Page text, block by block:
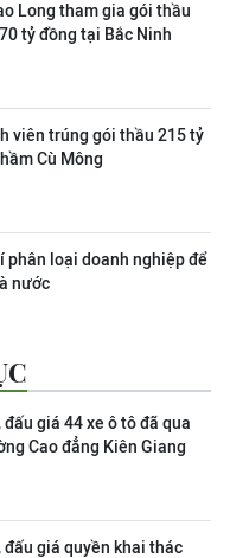
Long tham gia gói thầu
tỷ đồng tại Bắc Ninh
viên trúng gói thầu 215 tỷ
Cù Mông
phân loại doanh nghiệp để
nước
giá 44 xe ô tô đã qua
Cao đẳng Kiên Giang
giá quyền khai thác